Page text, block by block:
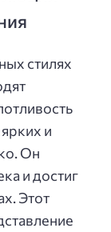
стилях
и
Он
и достиг
Этот